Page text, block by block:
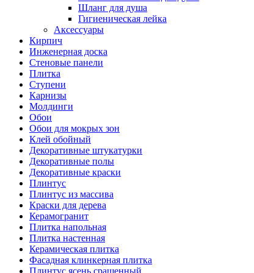
Шланг для душа
Гигиеническая лейка
Аксессуары
Кирпич
Инженерная доска
Стеновые панели
Плитка
Ступени
Карнизы
Молдинги
Обои
Обои для мокрых зон
Клей обойный
Декоративные штукатурки
Декоративные полы
Декоративные краски
Плинтус
Плинтус из массива
Краски для дерева
Керамогранит
Плитка напольная
Плитка настенная
Керамическая плитка
Фасадная клинкерная плитка
Плинтус ясень сращенный